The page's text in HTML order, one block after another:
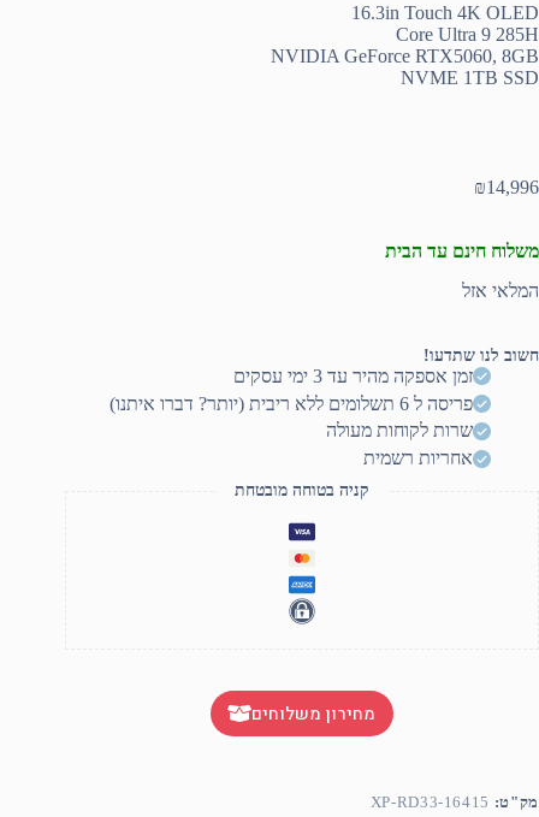
16.3in Touch 4K OLED
Core Ultra 9 285H
NVIDIA GeForce RTX5060, 8GB
NVME 1TB SSD
₪14,996
משלוח חינם עד הבית
המלאי אזל
חשוב לנו שתדעו!
זמן אספקה מהיר עד 3 ימי עסקים
פריסה ל 6 תשלומים ללא ריבית (יותר? דברו איתנו)
שרות לקוחות מעולה
אחריות רשמית
קניה בטוחה מובטחת
מחירון משלוחים
מק"ט: XP-RD33-16415